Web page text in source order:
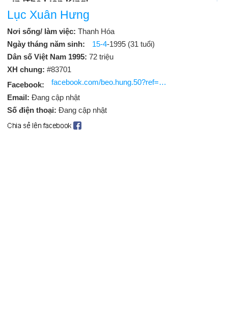
Lục Xuân Hưng
Nơi sống/ làm việc: Thanh Hóa
Ngày tháng năm sinh:
15-4-1995 (31 tuổi)
Dân số Việt Nam 1995: 72 triệu
XH chung: #83701
Facebook:
facebook.com/beo.hung.50?ref=br_rs
Email: Đang cập nhật
Số điện thoại: Đang cập nhật